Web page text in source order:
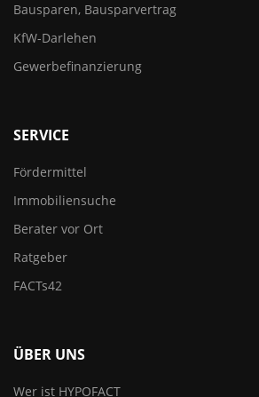
Bausparen, Bausparvertrag
KfW-Darlehen
Gewerbefinanzierung
SERVICE
Fördermittel
Immobiliensuche
Berater vor Ort
Ratgeber
FACTs42
ÜBER UNS
Wer ist HYPOFACT